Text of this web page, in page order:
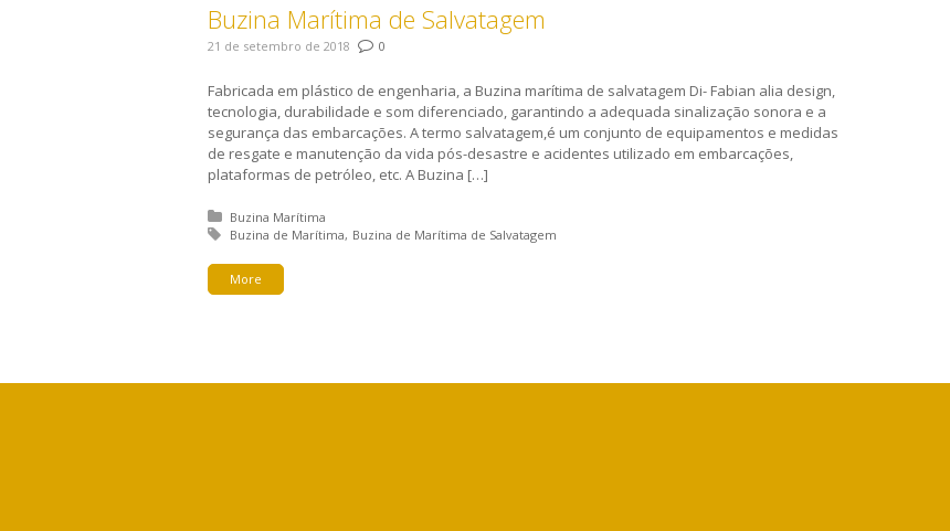
Buzina Marítima de Salvatagem
21 de setembro de 2018 0
Fabricada em plástico de engenharia, a Buzina marítima de salvatagem Di- Fabian alia design,
tecnologia, durabilidade e som diferenciado, garantindo a adequada sinalização sonora e a
segurança das embarcações. A termo salvatagem,é um conjunto de equipamentos e medidas
de resgate e manutenção da vida pós-desastre e acidentes utilizado em embarcações,
plataformas de petróleo, etc. A Buzina […]
Posted in:
Buzina Marítima
Tagged with:
Buzina de Marítima Buzina de Marítima de Salvatagem
More